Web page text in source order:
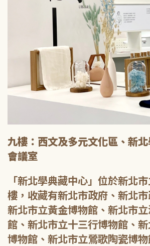
九樓：西文及多元文化區、新北
會議室
「新北學典藏中心」位於新北
樓，收藏有新北市政府、新北市
新北市立黃金博物館、新北市
館、新北市立十三行博物館、
博物館、新北市立鶯歌陶瓷博